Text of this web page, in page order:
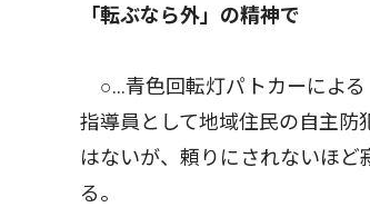
「転ぶなら外」の精神で
○…青色回転灯パトカーによる
指導員として地域住民の自主防
はないが、頼りにされないほ
る。